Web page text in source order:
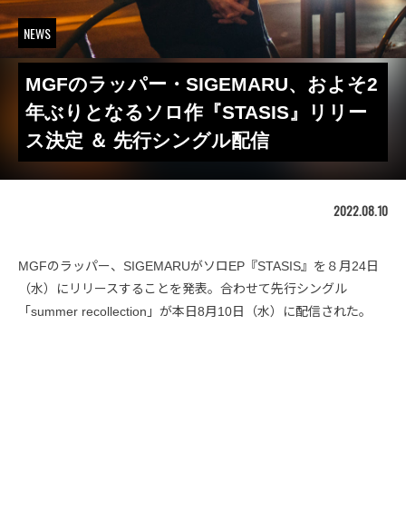
NEWS
MGFのラッパー・SIGEMARU、およそ2
年ぶりとなるソロ作『STASIS』リリー
ス決定 ＆ 先行シングル配信
2022.08.10
MGFのラッパー、SIGEMARUがソロEP『STASIS』を８月24日
（水）にリリースすることを発表。合わせて先行シングル
「summer recollection」が本日8月10日（水）に配信された。